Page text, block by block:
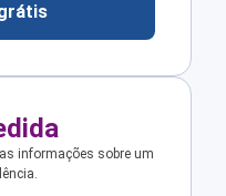
informações sobre um